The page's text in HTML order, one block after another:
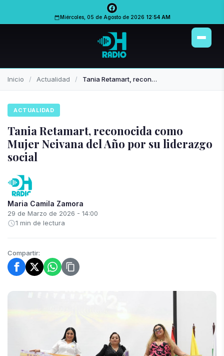
Miércoles, 05 de Agosto de 2026 12:54 AM
Inicio Actualidad Tania Retamart, reconocida como Mujer Neivana del Año por su liderazgo social
ACTUALIDAD
Tania Retamart, reconocida como
Mujer Neivana del Año por su liderazgo
social
Maria Camila Zamora
29 de Marzo de 2026 - 14:00
1 min de lectura
Compartir: